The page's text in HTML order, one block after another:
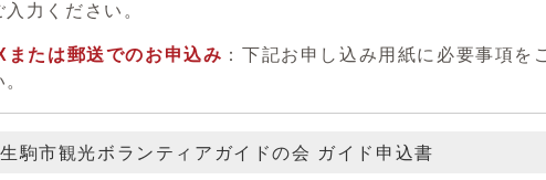
入力ください。
または郵送でのお申込み ：下記お申し込み用紙に必要事項
生駒市観光ボランティアガイドの会 ガイド申込書